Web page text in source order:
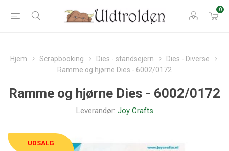
0
Hjem Scrapbooking Dies - standsejern
Dies - Diverse
Ramme og hjørne Dies - 6002/0172
Ramme og hjørne Dies - 6002/0172
Leverandør: Joy Crafts
UDSALG